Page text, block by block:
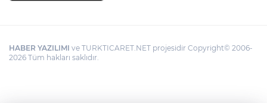
HABER YAZILIMI ve TURKTICARET.NET projesidir Copyright© 2006-
2026 Tüm hakları saklıdır.